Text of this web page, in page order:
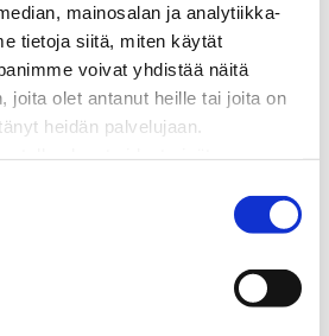
mainosalan ja analytiikka-
tietoja siitä, miten käytät
voivat yhdistää näitä
joita olet antanut heille tai joita on
heidän palvelujaan.
hankinta
kotitaloudessa
toisen puolesta